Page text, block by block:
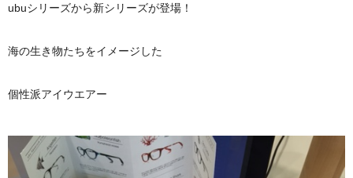
ubuシリーズから新シリーズが登場！
海の生き物たちをイメージした
個性派アイウエアー